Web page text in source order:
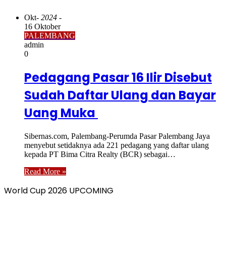
Okt- 2024 -
16 Oktober
PALEMBANG
admin
0
Pedagang Pasar 16 Ilir Disebut
Sudah Daftar Ulang dan Bayar
Uang Muka
Sibernas.com, Palembang-Perumda Pasar Palembang Jaya
menyebut setidaknya ada 221 pedagang yang daftar ulang
kepada PT Bima Citra Realty (BCR) sebagai…
Read More »
World Cup 2026 UPCOMING